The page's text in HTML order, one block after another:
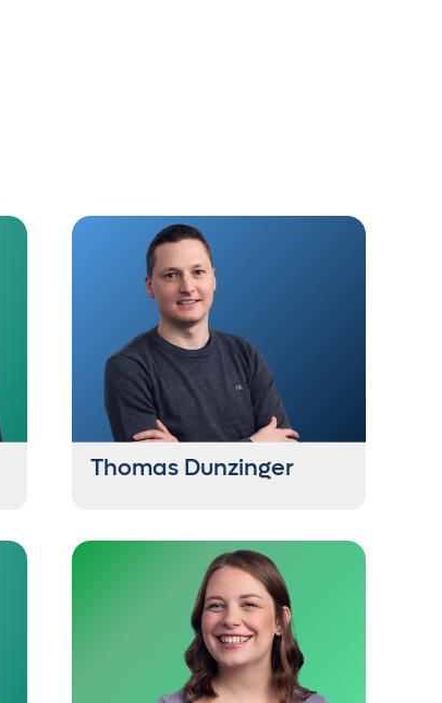
Thomas Dunzinger
+43 6235 21444 62
td@getontop.at
Obwohl er ein Frühaufsteher ist,
braucht er morgens mehrmals die
Schlummertaste. In der Freizeit
erkundet er mit seiner Familie
Hotels, Tier- und Freizeitparks,